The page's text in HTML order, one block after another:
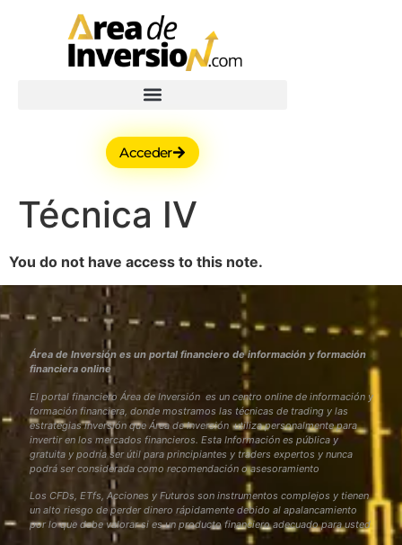
Acceder
Técnica IV
You do not have access to this note.
Área de Inversión es un portal financiero de información y formación
financiera online
El portal financiero Área de Inversión es un centro online de información y
formación financiera, donde mostramos las técnicas de trading y las
estrategias inversión que Área de Inversión utiliza personalmente para
invertir en los mercados financieros. Esta Información es pública y
gratuita y podría ser útil para principiantes y traders expertos y nunca
podrá ser considerada como recomendación o asesoramiento
Los CFDs, ETfs, Acciones y Futuros son instrumentos complejos y tienen
un alto riesgo de perder dinero rápidamente debido al apalancamiento
por lo que debe valorar si es un producto financiero adecuado para usted